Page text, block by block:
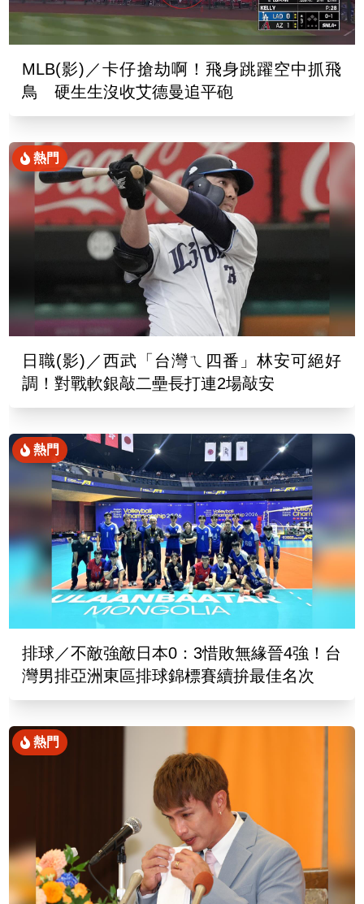
MLB(影)／卡仔搶劫啊！飛身跳躍空中抓飛
鳥 硬生生沒收艾德曼追平砲
熱門
日職(影)／西武「台灣ㄟ四番」林安可絕好
調！對戰軟銀敲二壘長打連2場敲安
熱門
排球／不敵強敵日本0：3惜敗無緣晉4強！台
灣男排亞洲東區排球錦標賽續拚最佳名次
熱門